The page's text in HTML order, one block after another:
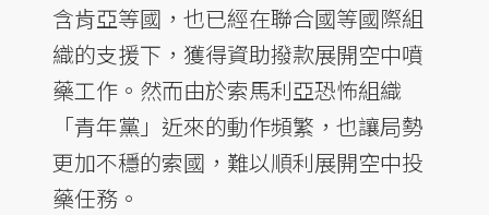
含肯亞等國，也已經在聯合國等國際組
織的支援下，獲得資助撥款展開空中噴
藥工作。然而由於索馬利亞恐怖組織
「青年黨」近來的動作頻繁，也讓局勢
更加不穩的索國，難以順利展開空中投
藥任務。